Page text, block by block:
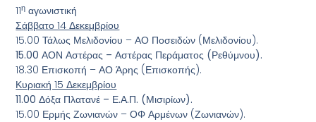
11η αγωνιστική
Σάββατο 14 Δεκεμβρίου
15.00 Τάλως Μελιδονίου – ΑΟ Ποσειδών (Μελιδονίου).
15.00 ΑΟΝ Αστέρας – Αστέρας Περάματος (Ρεθύμνου).
18.30 Επισκοπή – ΑΟ Άρης (Επισκοπής).
Κυριακή 15 Δεκεμβρίου
11.00 Δόξα Πλατανέ – Ε.Α.Π. (Μισιρίων).
15.00 Ερμής Ζωνιανών – ΟΦ Αρμένων (Ζωνιανών).